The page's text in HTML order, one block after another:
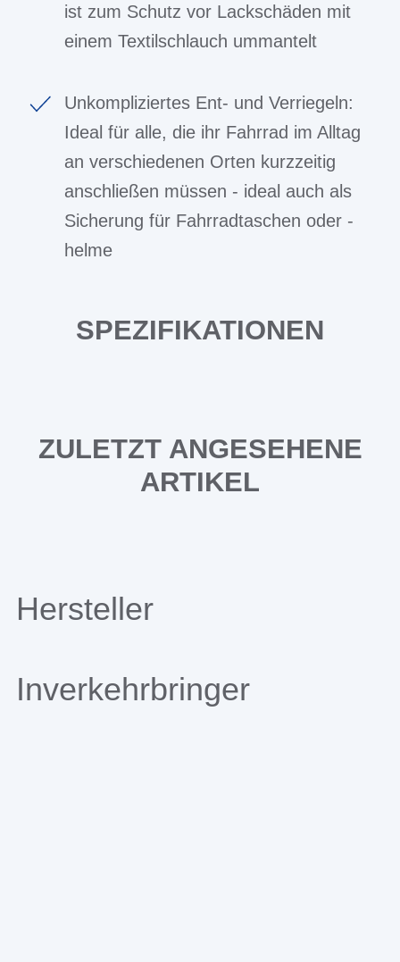
ist zum Schutz vor Lackschäden mit
einem Textilschlauch ummantelt
Unkompliziertes Ent- und Verriegeln:
Ideal für alle, die ihr Fahrrad im Alltag
an verschiedenen Orten kurzzeitig
anschließen müssen - ideal auch als
Sicherung für Fahrradtaschen oder -
helme
SPEZIFIKATIONEN
ZULETZT ANGESEHENE
ARTIKEL
Hersteller
Inverkehrbringer